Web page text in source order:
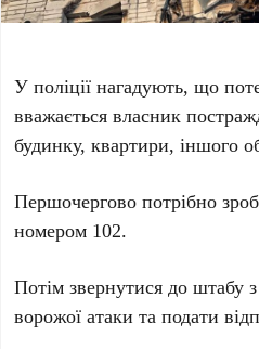
У поліції нагадують, що
вважається власник
будинку, квартири, іншого
Першочергово потрібно
номером 102.
Потім звернутися до штабу з
ворожої атаки та подати